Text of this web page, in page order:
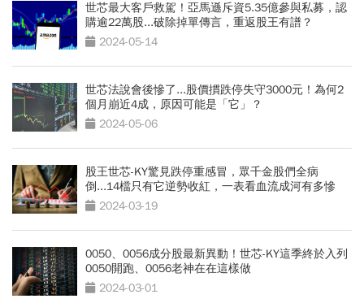
世芯最大客戶救駕！亞馬遜斥資5.35億參與私募，認
購逾22萬股...破除掉單傳言，重返股王有譜？
2024-05-14
世芯法說會後慘了...股價摜跌停失守3000元！為何2
個月崩近4成，原因可能是「它」？
2024-05-06
股王世芯-KY驚見跌停重感冒，眾千金股們全病
倒...14檔只有它逆勢收紅，一表看血流成河有多慘
2024-03-19
0050、0056成分股最新異動！世芯-KY這季終於入列
0050開跑、0056老神在在這樣做
2024-03-01